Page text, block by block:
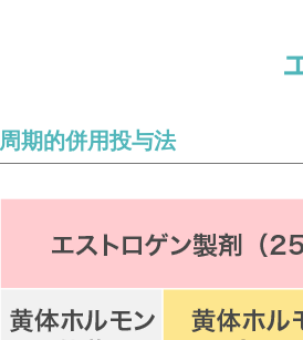
周期的併用投与法